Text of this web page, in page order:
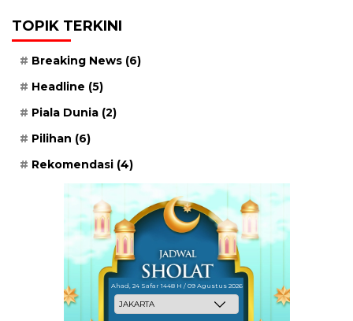
TOPIK TERKINI
Breaking News (6)
Headline (5)
Piala Dunia (2)
Pilihan (6)
Rekomendasi (4)
Ahad, 24 Safar 1448 H / 09 Agustus 2026